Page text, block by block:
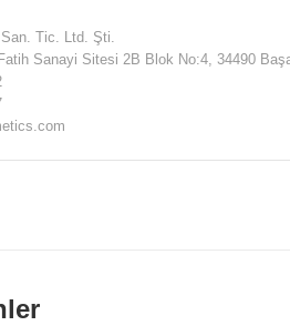
Tic. Ltd. Şti.
Sanayi Sitesi 2B Blok No:4, 34490